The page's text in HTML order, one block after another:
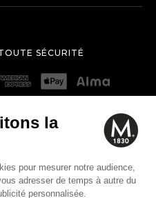
SÉCURITÉ
générales de vente